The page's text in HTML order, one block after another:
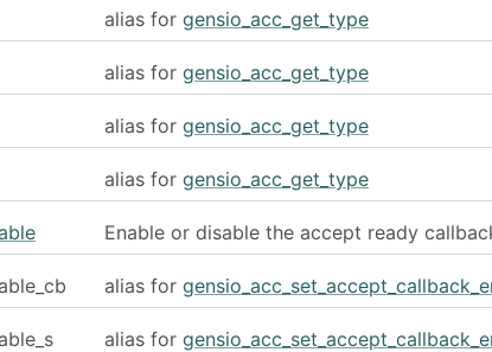
alias for gensio_acc_get_type
alias for gensio_acc_get_type
alias for gensio_acc_get_type
alias for gensio_acc_get_type
Enable or disable the accept ready
alias for
alias for